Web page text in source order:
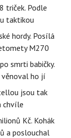
triček. Podle
taktikou
hordy. Posílá
M270
smrti babičky.
ho jí
jsou tak
chvíle
Kč. Kohák
a poslouchal